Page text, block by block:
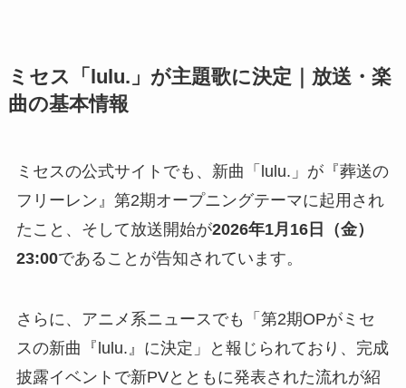
ミセス「lulu.」が主題歌に決定｜放送・楽
曲の基本情報
ミセスの公式サイトでも、新曲「lulu.」が『葬送の
フリーレン』第2期オープニングテーマに起用され
たこと、そして放送開始が2026年1月16日（金）
23:00であることが告知されています。
さらに、アニメ系ニュースでも「第2期OPがミセ
スの新曲『lulu.』に決定」と報じられており、完成
披露イベントで新PVとともに発表された流れが紹